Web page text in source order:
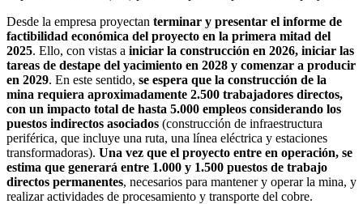
Desde la empresa proyectan terminar y presentar el informe de
factibilidad económica del proyecto en la primera mitad del
2025. Ello, con vistas a iniciar la construcción en 2026, iniciar las
tareas de destape del yacimiento en 2028 y comenzar a producir
en 2029. En este sentido, se espera que la construcción de la
mina requiera aproximadamente 2.500 trabajadores directos,
con un impacto total de hasta 5.000 empleos considerando los
puestos indirectos asociados (construcción de infraestructura
periférica, que incluye una ruta, una línea eléctrica y estaciones
transformadoras). Una vez que el proyecto entre en operación, se
estima que generará entre 1.000 y 1.500 puestos de trabajo
directos permanentes, necesarios para mantener y operar la mina, y
realizar actividades de procesamiento y transporte del cobre.